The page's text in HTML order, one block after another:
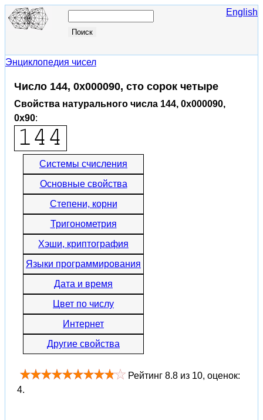
English
Энциклопедия чисел
Число 144, 0x000090, сто сорок четыре
Свойства натурального числа 144, 0x000090,
0x90:
Системы счисления
Основные свойства
Степени, корни
Тригонометрия
Хэши, криптография
Языки программирования
Дата и время
Цвет по числу
Интернет
Другие свойства
Рейтинг 8.8 из 10, оценок:
4.